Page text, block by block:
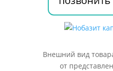
Внешний вид
от